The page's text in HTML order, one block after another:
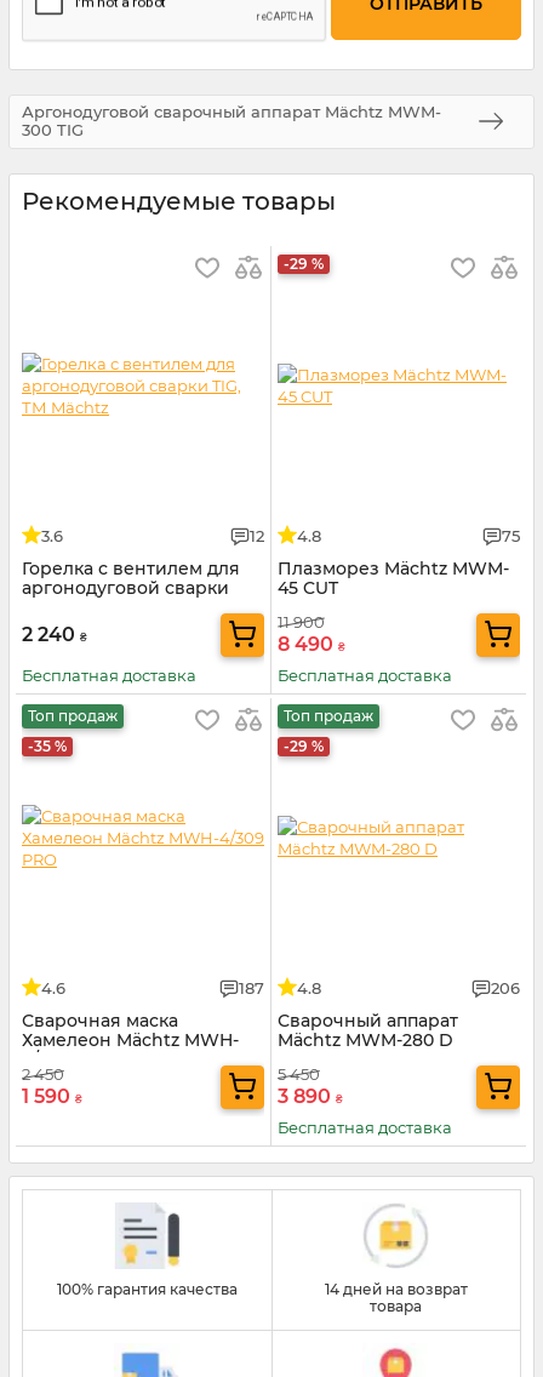
Аргонодуговой сварочный аппарат Mächtz MWM-
300 TIG
Рекомендуемые товары
3.6 12
Горелка с вентилем для
аргонодуговой сварки
2 240 ₴
Бесплатная доставка
-29 %
4.8 75
Плазморез Mächtz MWM-
45 CUT
11 900
8 490 ₴
Бесплатная доставка
Топ продаж
-35 %
4.6 187
Сварочная маска
Хамелеон Mächtz MWH-
4/309 PRO
2 450
1 590 ₴
Топ продаж
-29 %
4.8 206
Сварочный аппарат
Mächtz MWM-280 D
5 450
3 890 ₴
Бесплатная доставка
100% гарантия качества
14 дней на возврат
товара